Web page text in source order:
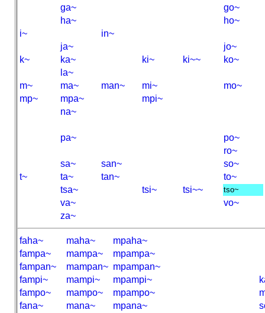
ga~
go~
ha~
ho~
i~
in~
ja~
jo~
k~
ka~ ki~ ki~~
ko~
la~
m~
ma~ man~ mi~
mo~
mp~
mpa~
mpi~
na~
pa~
po~
ro~
sa~
san~
so~
t~
ta~ tan~
to~
tsa~
tsi~ tsi~~ tso~
va~ vo~
za~
faha~ maha~
mpaha~
fampa~
mampa~
mpampa~
fampan~
mampan~ mpampan~
fampi~
mampi~ mpampi~
fampo~
mampo~ mpampo~
fana~
mana~ mpana~